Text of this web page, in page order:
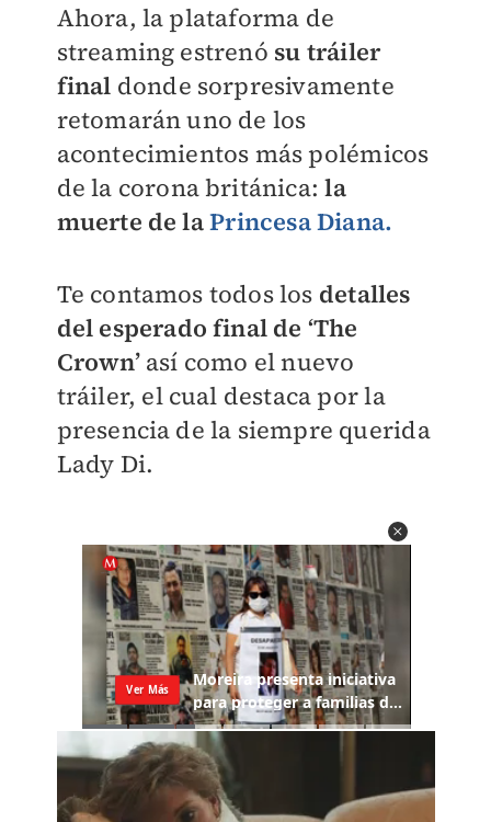
Ahora, la plataforma de
streaming estrenó su tráiler
final donde sorpresivamente
retomarán uno de los
acontecimientos más polémicos
de la corona británica:la
muerte de laPrincesa Diana.
Te contamos todos los detalles
del esperado final de ‘The
Crown’así como el nuevo
tráiler, el cual destaca por la
presencia de la siempre querida
Lady Di.